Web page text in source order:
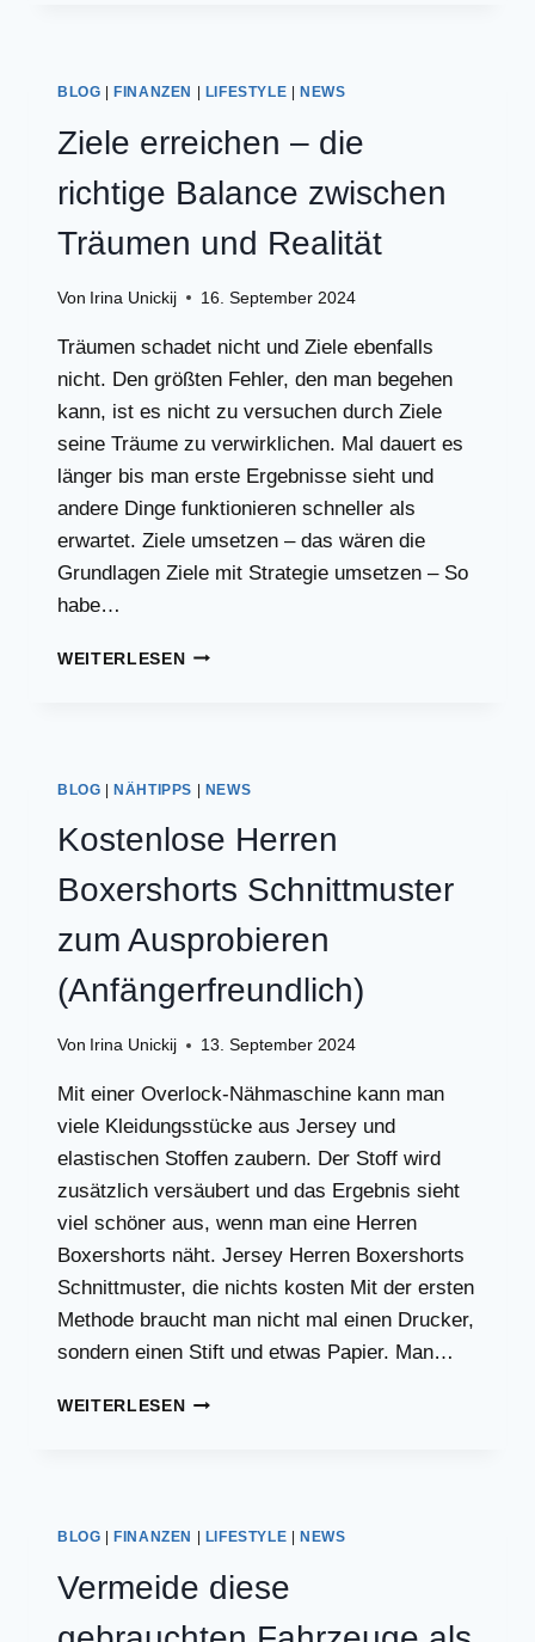
NÄHEN
UND
RESTE
VERARBEITEN
BLOG FINANZEN LIFESTYLE NEWS
Ziele erreichen – die
richtige Balance zwischen
Träumen und Realität
Von Irina Unickij 16. September 2024
Träumen schadet nicht und Ziele ebenfalls
nicht. Den größten Fehler, den man begehen
kann, ist es nicht zu versuchen durch Ziele
seine Träume zu verwirklichen. Mal dauert es
länger bis man erste Ergebnisse sieht und
andere Dinge funktionieren schneller als
erwartet. Ziele umsetzen – das wären die
Grundlagen Ziele mit Strategie umsetzen – So
habe…
WEITERLESENZIELE
ZWISCHEN
TRÄUMEN
UND
REALITÄT
BLOG |NÄHTIPPS | NEWS
Kostenlose Herren
Boxershorts Schnittmuster
zum Ausprobieren
(Anfängerfreundlich)
Von Irina Unickij 13. September 2024
Mit einer Overlock-Nähmaschine kann man
viele Kleidungsstücke aus Jersey und
elastischen Stoffen zaubern. Der Stoff wird
zusätzlich versäubert und das Ergebnis sieht
viel schöner aus, wenn man eine Herren
Boxershorts näht. Jersey Herren Boxershorts
Schnittmuster, die nichts kosten Mit der ersten
Methode braucht man nicht mal einen Drucker,
sondern einen Stift und etwas Papier. Man…
WEITERLESENKOSTENLOSE
(ANFÄNGERFREUNDLICH)
BLOG FINANZEN LIFESTYLE NEWS
Vermeide diese